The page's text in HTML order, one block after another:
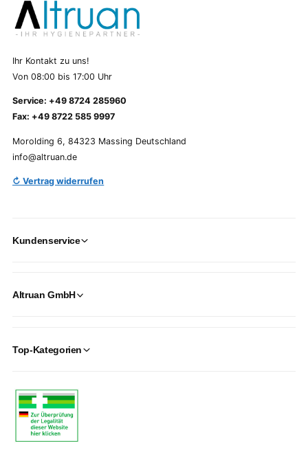
Ihr Kontakt zu uns!
Von 08:00 bis 17:00 Uhr
Service: +49 8724 285960
Fax: +49 8722 585 9997
Morolding 6, 84323 Massing Deutschland
info@altruan.de
↻ Vertrag widerrufen
Kundenservice
Altruan GmbH
Top-Kategorien